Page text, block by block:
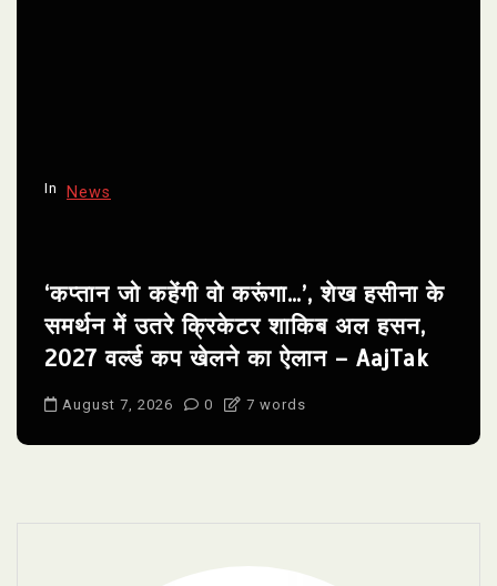
In News
‘कप्तान जो कहेंगी वो करूंगा…’, शेख हसीना के
समर्थन में उतरे क्रिकेटर शाकिब अल हसन,
2027 वर्ल्ड कप खेलने का ऐलान – AajTak
August 7, 2026 0 7 words